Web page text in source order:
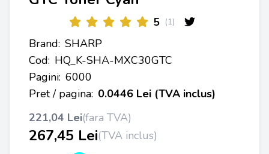
5 (1)
Brand: SHARP
Cod: HQ_K-SHA-MXC30GTC
Pagini: 6000
Pret / pagina: 0.0446 Lei (TVA inclus)
221,04 Lei(fara TVA)
267,45 Lei(TVA inclus)